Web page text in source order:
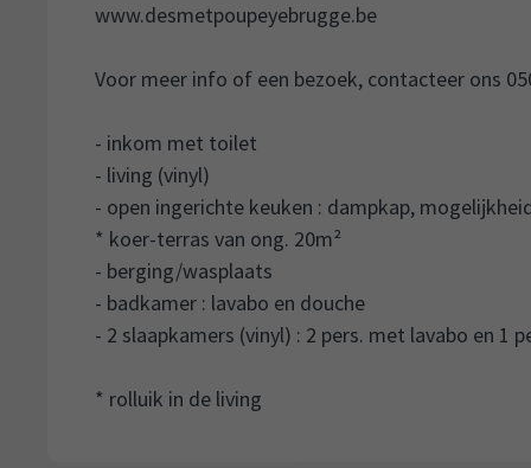
www.desmetpoupeyebrugge.be
Voor meer info of een bezoek, contacteer ons
- inkom met toilet
- living (vinyl)
- open ingerichte keuken : dampkap,
* koer-terras van ong. 20m²
- berging/wasplaats
- badkamer : lavabo en douche
- 2 slaapkamers (vinyl) : 2 pers. met lavabo en 1
* rolluik in de living